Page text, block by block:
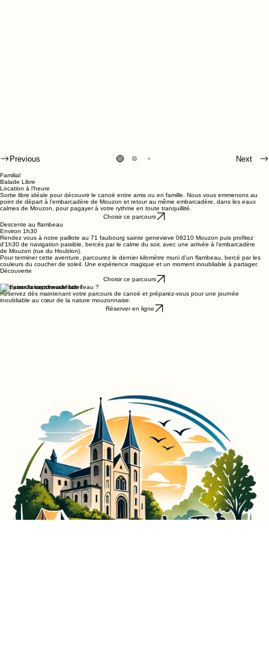
Previous
Familial
Balade Libre
Location à l’heure
Sortie libre idéale pour découvrir le canoë entre amis ou en famille. Nous vous emmenons au
point de départ à l’embarcadère de Mouzon et retour au même embarcadère, dans les eaux
calmes de Mouzon, pour pagayer à votre rythme en toute tranquillité.
Choisir ce parcours
Descente au flambeau
Environ 1h30
Rendez vous à notre paillote au 71 faubourg sainte genevieve 08210 Mouzon puis profitez
d'1h30 de navigation paisible, bercés par le calme du soir, avec une arrivée à l’embarcadère
de Mouzon (rue du Houblon).
Pour terminer cette aventure, parcourez le dernier kilomètre muni d'un flambeau, bercé par les
couleurs du coucher de soleil. Une expérience magique et un moment inoubliable à partager.
Découverte
Choisir ce parcours
Réservez dès maintenant votre parcours de canoë et préparez-vous pour une journée